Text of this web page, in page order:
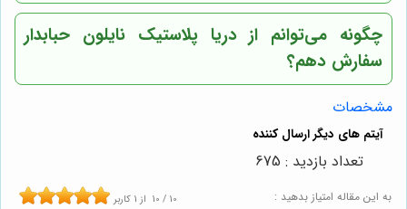
چگونه می‌توانم ازدریا پلاستیک نایلون حبابدار
سفارش دهم؟
مشخصات
به این مقاله امتیاز بدهید : 10 / 10 از 1 کاربر
تعداد بازدید : 675